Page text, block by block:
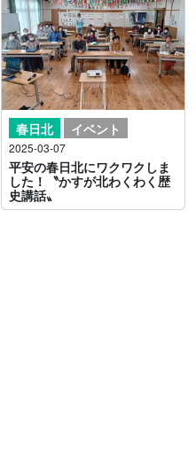
春日北 イベント
2025-03-07
平安の春日北にワクワクしま
した！〝かすが北わくわく歴
史講話〟